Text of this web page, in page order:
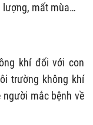
lượng, mất mùa…
khí đối với con
trường không khí
mắc bệnh về